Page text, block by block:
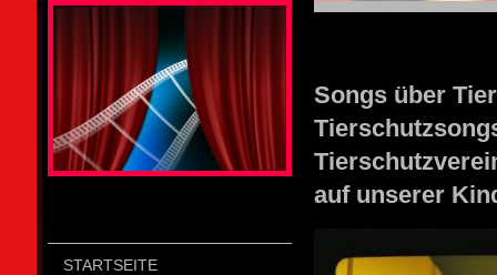
STARTSEITE
auf unserer